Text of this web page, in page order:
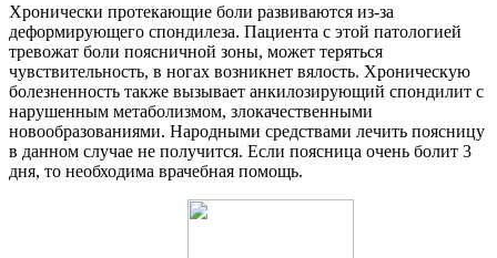
Хронически протекающие боли развиваются из-за
деформирующего спондилеза. Пациента с этой патологией
тревожат боли поясничной зоны, может теряться
чувствительность, в ногах возникнет вялость. Хроническую
болезненность также вызывает анкилозирующий спондилит с
нарушенным метаболизмом, злокачественными
новообразованиями. Народными средствами лечить поясницу
в данном случае не получится. Если поясница очень болит 3
дня, то необходима врачебная помощь.